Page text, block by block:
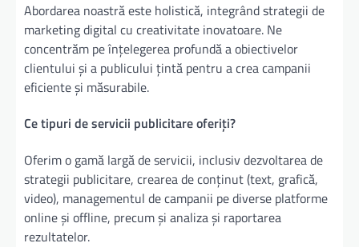
Abordarea noastră este holistică, integrând strategii de
marketing digital cu creativitate inovatoare. Ne
concentrăm pe înțelegerea profundă a obiectivelor
clientului și a publicului țintă pentru a crea campanii
eficiente și măsurabile.
Ce tipuri de servicii publicitare oferiți?
Oferim o gamă largă de servicii, inclusiv dezvoltarea de
strategii publicitare, crearea de conținut (text, grafică,
video), managementul de campanii pe diverse platforme
online și offline, precum și analiza și raportarea
rezultatelor.